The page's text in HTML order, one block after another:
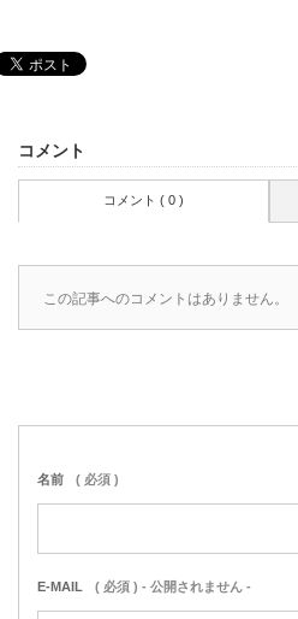
コメント
コメント ( 0 )
この記事へのコメントはありません。
名前 ( 必須 )
E-MAIL ( 必須 ) - 公開されません -